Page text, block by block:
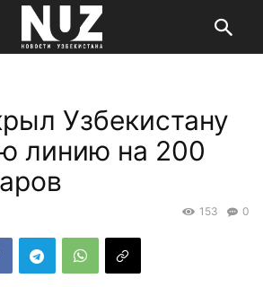
Узбекистану
линию на 200
0
153